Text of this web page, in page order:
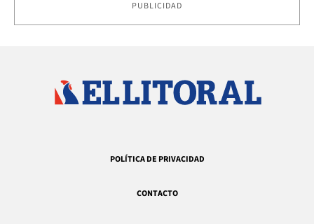
PUBLICIDAD
POLÍTICA DE PRIVACIDAD
CONTACTO